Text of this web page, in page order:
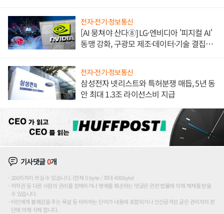
전자·전기·정보통신
[AI 뭉쳐야 산다⑧] LG·엔비디아 '피지컬 AI'
동맹 강화, 구광모 제조·데이터·기술 결집
전자·전기·정보통신
삼성전자 넷리스트와 특허분쟁 매듭, 5년 동
안 최대 1.3조 라이선스비 지급
기사댓글0개
200자까지 쓰실 수 있습니다. (현재 0 byte / 최대 400byte)
저작권 등 다른 사람의 권리를 침해하거나 명예를 훼손하는 댓글은 관련 법률에 의해 제재를 받을
수 있습니다.
타인에게 불쾌감을 주는 욕설 등 비하하는 단어가 내용에 포함되거나 인신공격성 글은 관리자의 판
단에 의해 삭제 합니다.